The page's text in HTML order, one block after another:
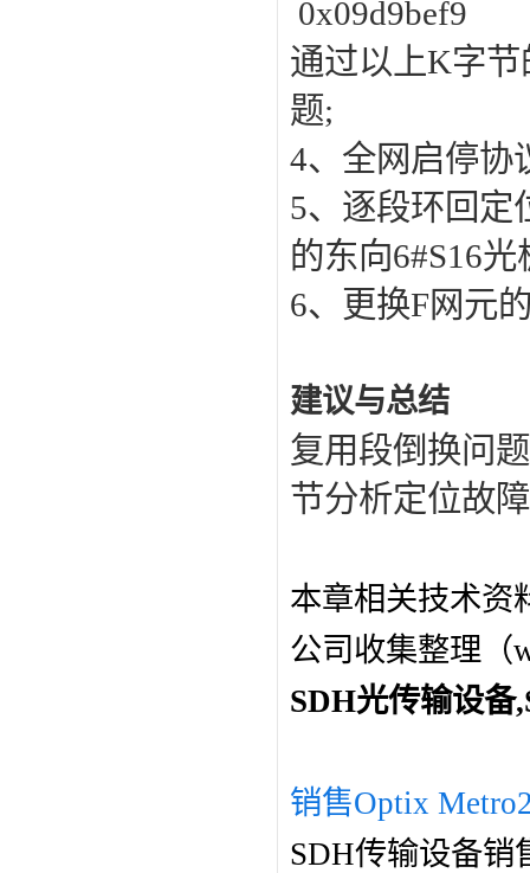
0x09d9bef9
通过以上K字节
题;
4、全网启停协
5、逐段环回定
的东向6#S16
6、更换F网元
建议与总结
复用段倒换问
节分析定位故
本章相关技术资
公司收集整理（
SDH光传输设备
销售Optix
SDH传输设备销